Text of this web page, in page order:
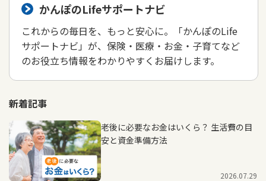
かんぽのLifeサポートナビ
これからの毎日を、もっと安心に。「かんぽのLife
サポートナビ」が、保険・医療・お金・子育てなど
のお役立ち情報をわかりやすくお届けします。
新着記事
老後に必要なお金はいくら？ 生活費の目
安と資金準備方法
2026.07.29